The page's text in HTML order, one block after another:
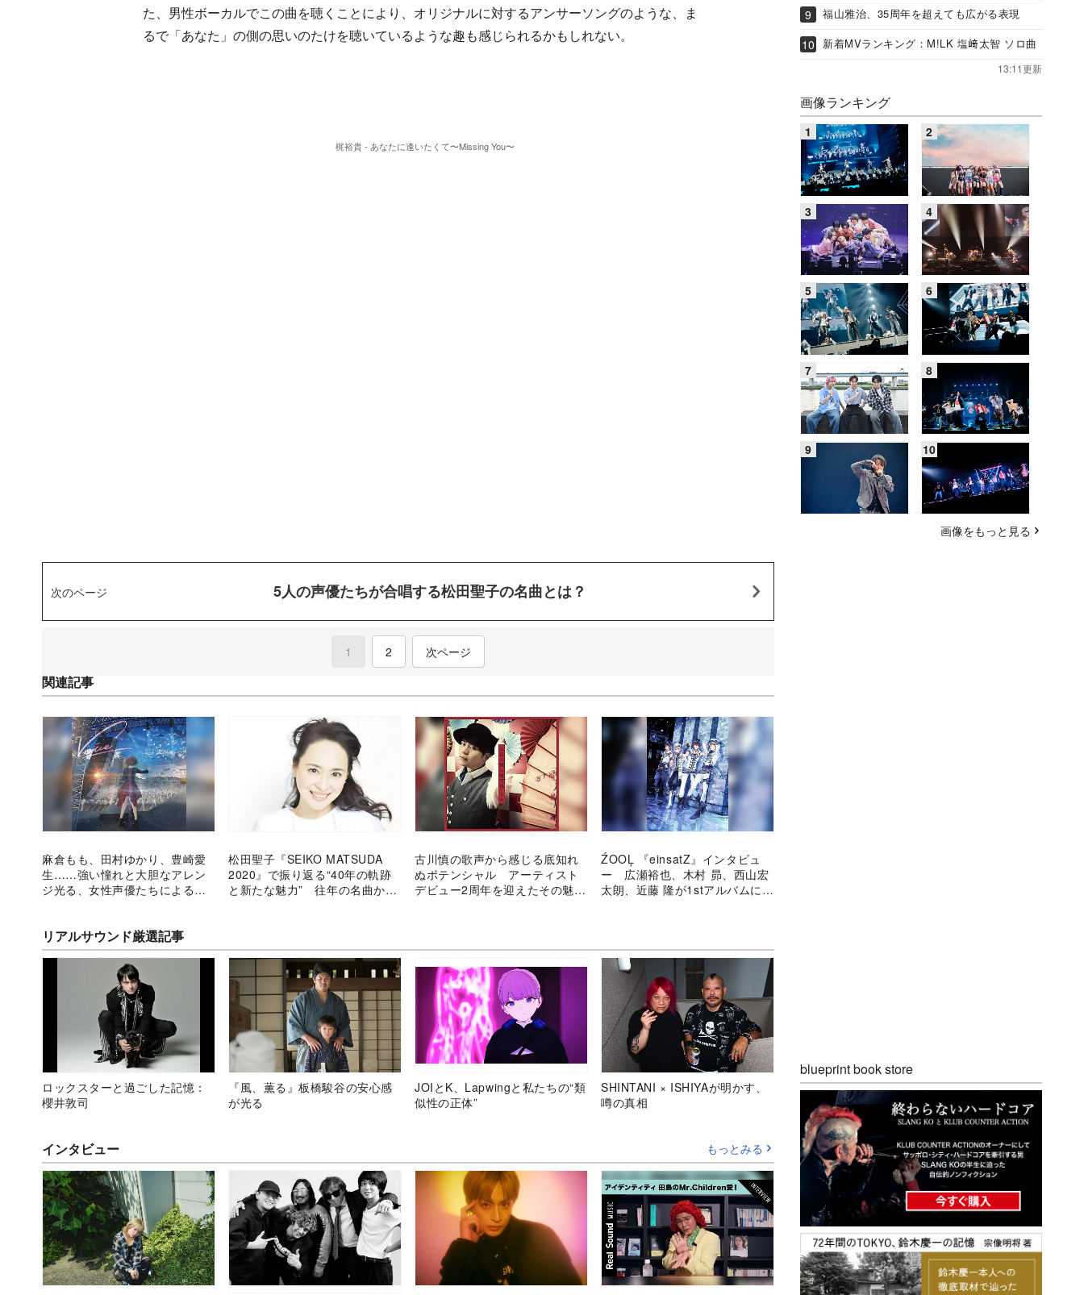
た、男性ボーカルでこの曲を聴くことにより、オリジナルに対するアンサーソングのような、ま
るで「あなた」の側の思いのたけを聴いているような趣も感じられるかもしれない。
梶裕貴 - あなたに逢いたくて〜Missing You〜
次のページ 5人の声優たちが合唱する松田聖子の名曲とは？
1 (current)
2 次ページ
関連記事
麻倉もも、田村ゆかり、豊崎愛
生……強い憧れと大胆なアレン
ジ光る、女性声優たちによる松
松田聖子『SEIKO MATSUDA
2020』で振り返る“40年の軌跡
と新たな魅力” 往年の名曲から
古川慎の歌声から感じる底知れ
ぬポテンシャル アーティスト
デビュー2周年を迎えたその魅力
ŹOOĻ 『einsatZ』インタビュ
ー 広瀬裕也、木村 昴、西山宏
太朗、近藤 隆が1stアルバムに込
リアルサウンド厳選記事
ロックスターと過ごした記憶：
櫻井敦司
『風、薫る』板橋駿谷の安心感
が光る
JOIとK、Lapwingと私たちの“類
似性の正体”
SHINTANI × ISHIYAが明かす、
噂の真相
インタビュー もっとみる
福山雅治、35周年を超えても広がる表現
新着MVランキング：M!LK 塩﨑太智 ソロ曲
13:11更新
画像ランキング
画像をもっと見る
blueprint book store